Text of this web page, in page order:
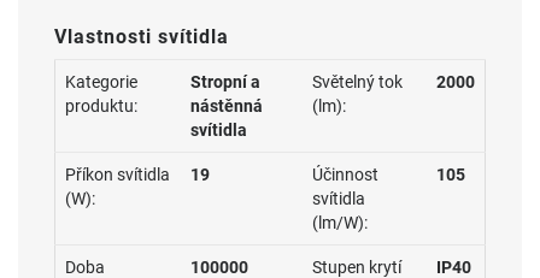
Vlastnosti svítidla
Kategorie
produktu:
Stropní a
nástěnná
svítidla
Světelný tok
(lm):
2000
Příkon svítidla
(W):
19
Účinnost
svítidla
(lm/W):
105
Doba
100000
Stupen krytí
IP40